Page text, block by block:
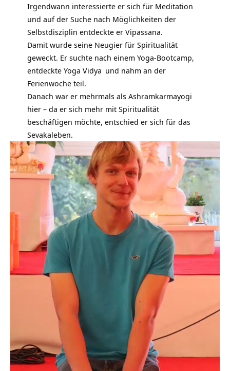
Irgendwann interessierte er sich für Meditation
und auf der Suche nach Möglichkeiten der
Selbstdisziplin entdeckte er Vipassana.
Damit wurde seine Neugier für Spiritualität
geweckt. Er suchte nach einem Yoga-Bootcamp,
entdeckte Yoga Vidya und nahm an der
Ferienwoche teil.
Danach war er mehrmals als Ashramkarmayogi
hier – da er sich mehr mit Spiritualität
beschäftigen möchte, entschied er sich für das
Sevakaleben.